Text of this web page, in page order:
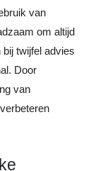
van
om altijd
twijfel advies
Door
van